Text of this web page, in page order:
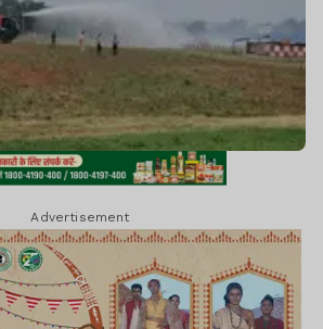
Advertisement